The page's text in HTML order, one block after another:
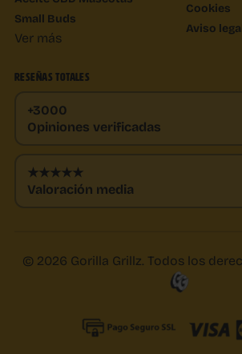
Small Buds
Ver más
Cookies
Aviso
RESEÑAS TOTALES
+3000
Opiniones verificadas
★★★★★
Valoración media
© 2026 Gorilla Grillz. Todos los